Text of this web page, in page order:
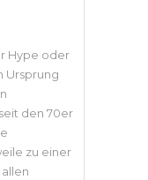
Hype oder
Ursprung
den 70er
zu einer